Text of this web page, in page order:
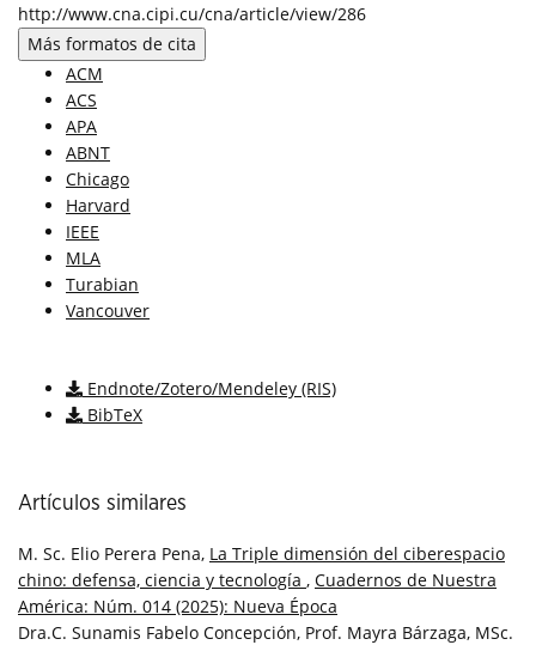
http://www.cna.cipi.cu/cna/article/view/286
Más formatos de cita
ACM
ACS
APA
ABNT
Chicago
Harvard
IEEE
MLA
Turabian
Vancouver
Endnote/Zotero/Mendeley (RIS)
BibTeX
Artículos similares
M. Sc. Elio Perera Pena, La Triple dimensión del ciberespacio
chino: defensa, ciencia y tecnología , Cuadernos de Nuestra
América: Núm. 014 (2025): Nueva Época
Dra.C. Sunamis Fabelo Concepción, Prof. Mayra Bárzaga, MSc.